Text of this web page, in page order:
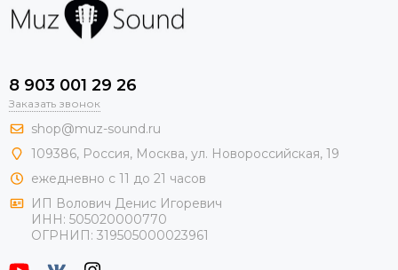
8 903 001 29 26
Заказать звонок
shop@muz-sound.ru
109386, Россия, Москва, ул. Новороссийская, 19
ежедневно с 11 до 21 часов
ИП Волович Денис Игоревич
ИНН: 505020000770
ОГРНИП: 319505000023961